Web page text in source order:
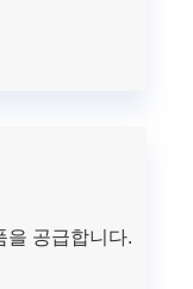
을 공급합니다.